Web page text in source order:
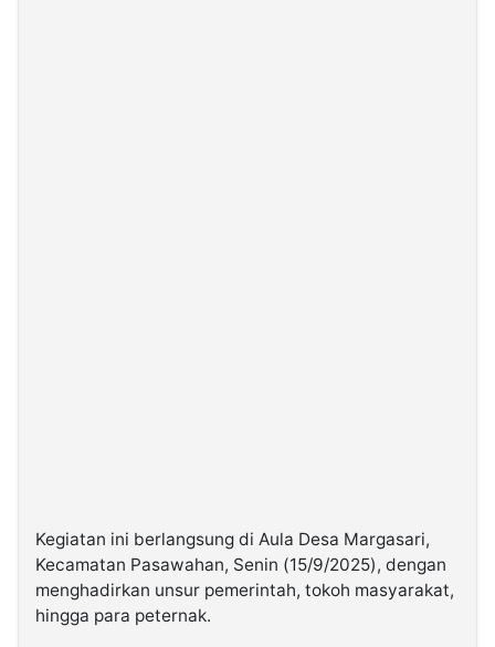
Kegiatan ini berlangsung di Aula Desa Margasari,
Kecamatan Pasawahan, Senin (15/9/2025), dengan
menghadirkan unsur pemerintah, tokoh masyarakat,
hingga para peternak.